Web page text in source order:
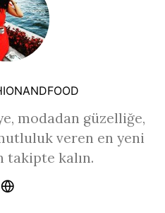
modadan güzelliğe,
veren en yeni
takipte kalın.